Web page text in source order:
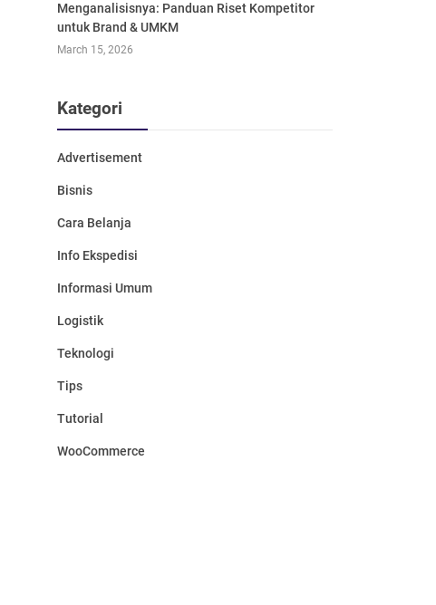
Menganalisisnya: Panduan Riset Kompetitor
untuk Brand & UMKM
March 15, 2026
Kategori
Advertisement
Bisnis
Cara Belanja
Info Ekspedisi
Informasi Umum
Logistik
Teknologi
Tips
Tutorial
WooCommerce